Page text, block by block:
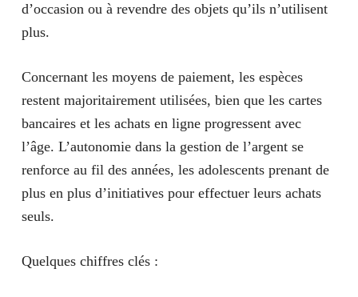
d’occasion ou à revendre des objets qu’ils n’utilisent
plus.
Concernant les moyens de paiement, les espèces
restent majoritairement utilisées, bien que les cartes
bancaires et les achats en ligne progressent avec
l’âge. L’autonomie dans la gestion de l’argent se
renforce au fil des années, les adolescents prenant de
plus en plus d’initiatives pour effectuer leurs achats
seuls.
Quelques chiffres clés :